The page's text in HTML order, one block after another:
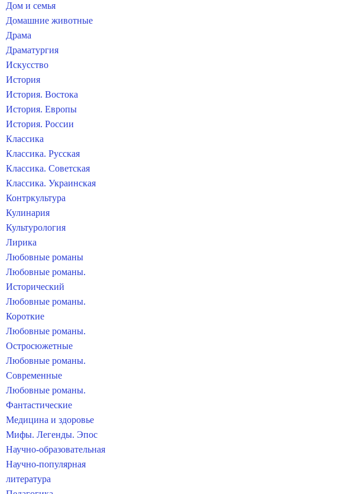
Дом и семья
Домашние животные
Драма
Драматургия
Искусство
История
История. Востока
История. Европы
История. России
Классика
Классика. Русская
Классика. Советская
Классика. Украинская
Контркультура
Кулинария
Культурология
Лирика
Любовные романы
Любовные романы.
Исторический
Любовные романы.
Короткие
Любовные романы.
Остросюжетные
Любовные романы.
Современные
Любовные романы.
Фантастические
Медицина и здоровье
Мифы. Легенды. Эпос
Научно-образовательная
Научно-популярная
литература